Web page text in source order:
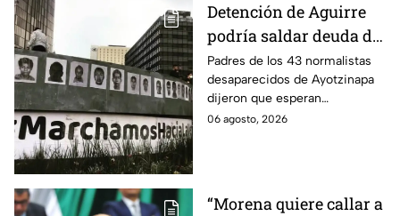
Detención de Aguirre
podría saldar deuda de
justicia: padres de los
43 de Ayotzinapa
Padres de los 43 normalistas
desaparecidos de Ayotzinapa
dijeron que esperan
información oficial sobre la
06 agosto, 2026
“Morena quiere callar a